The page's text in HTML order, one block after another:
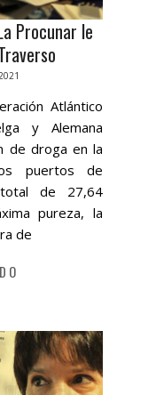
Procunar le
Atlántico
y Alemana
de droga en la
puertos de
de 27,64
pureza, la
de